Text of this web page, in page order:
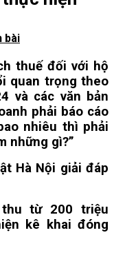
bài
thuế đối với hộ
quan trọng theo
và các văn bản
phải báo cáo
nhiêu thì phải
những gì?”
Hà Nội giải đáp
từ 200 triệu
kê khai đóng